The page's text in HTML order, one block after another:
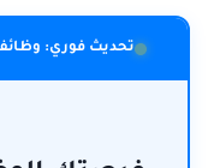
تحديث فوري: